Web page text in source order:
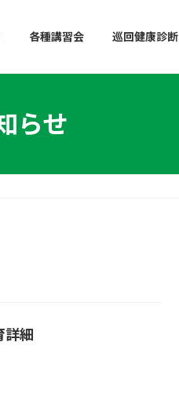
各種講習会 巡回健康診断
らせ
詳細